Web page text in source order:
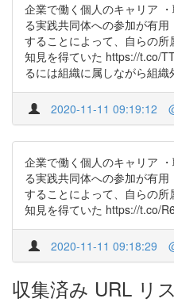
企業で働く個人のキャリア
る実践共同体への参加が有
することによって、自らの
知見を得ていた https://t.co/
るには組織に属しながら組
2020-11-11 09:19:12
企業で働く個人のキャリア
る実践共同体への参加が有
することによって、自らの
知見を得ていた https://t.co/
2020-11-11 09:18:29
収集済み URL リ